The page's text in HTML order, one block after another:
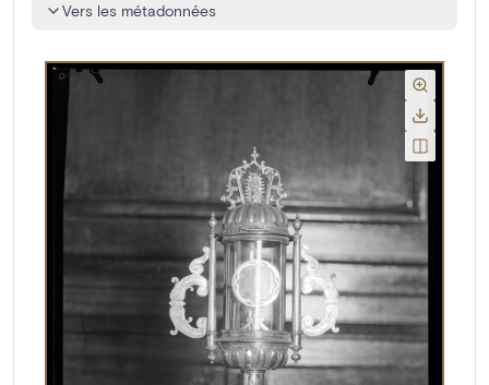
Vers les métadonnées